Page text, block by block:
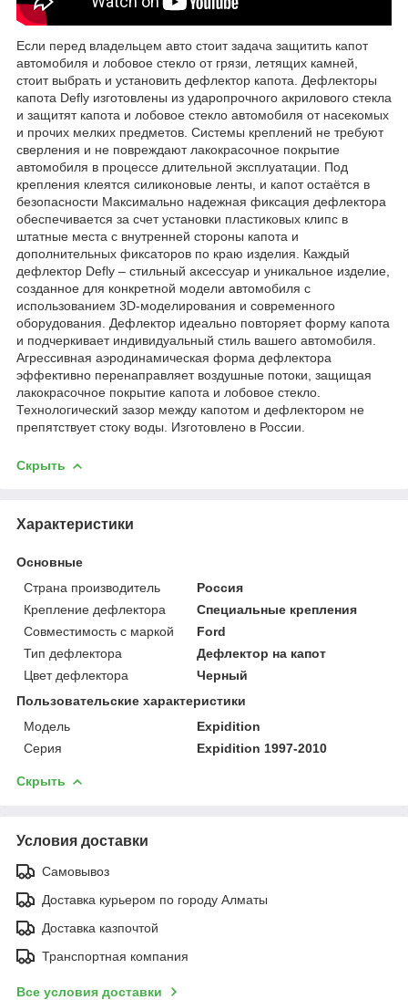
Если перед владельцем авто стоит задача защитить капот
автомобиля и лобовое стекло от грязи, летящих камней,
стоит выбрать и установить дефлектор капота. Дефлекторы
капота Defly изготовлены из ударопрочного акрилового стекла
и защитят капота и лобовое стекло автомобиля от насекомых
и прочих мелких предметов. Системы креплений не требуют
сверления и не повреждают лакокрасочное покрытие
автомобиля в процессе длительной эксплуатации. Под
крепления клеятся силиконовые ленты, и капот остаётся в
безопасности Максимально надежная фиксация дефлектора
обеспечивается за счет установки пластиковых клипс в
штатные места с внутренней стороны капота и
дополнительных фиксаторов по краю изделия. Каждый
дефлектор Defly – стильный аксессуар и уникальное изделие,
созданное для конкретной модели автомобиля с
использованием 3D-моделирования и современного
оборудования. Дефлектор идеально повторяет форму капота
и подчеркивает индивидуальный стиль вашего автомобиля.
Агрессивная аэродинамическая форма дефлектора
эффективно перенаправляет воздушные потоки, защищая
лакокрасочное покрытие капота и лобовое стекло.
Технологический зазор между капотом и дефлектором не
препятствует стоку воды. Изготовлено в России.
Скрыть
Характеристики
Основные
Страна производитель
Россия
Крепление дефлектора
Специальные крепления
Совместимость с маркой
Ford
Тип дефлектора
Дефлектор на капот
Цвет дефлектора
Черный
Пользовательские характеристики
Модель
Expidition
Серия
Expidition 1997-2010
Скрыть
Условия доставки
Самовывоз
Доставка курьером по городу Алматы
Доставка казпочтой
Транспортная компания
Все условия доставки